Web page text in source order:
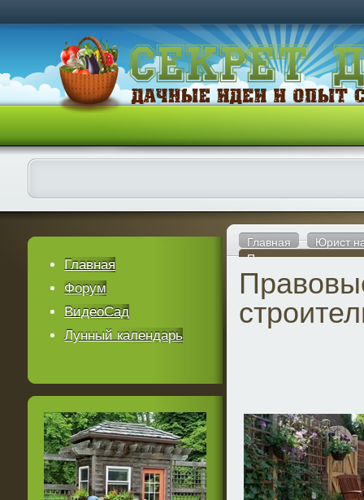
Главная
Юрист
Правовые нормы
Главная
Форум
ВидеоСад
Лунный календарь